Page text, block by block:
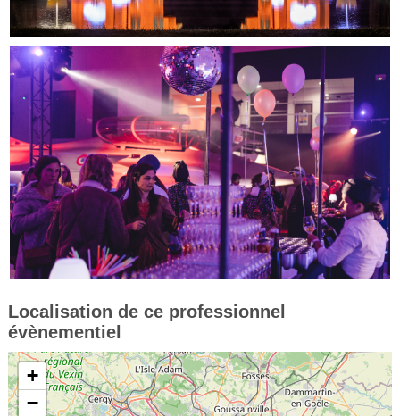
Localisation de ce professionnel
évènementiel
+
−